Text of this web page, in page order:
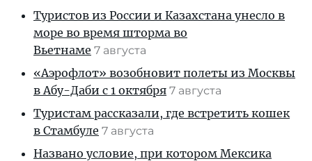
Туристов из России и Казахстана унесло в
море во время шторма во
Вьетнаме 7 августа
«Аэрофлот» возобновит полеты из Москвы
в Абу-Даби с 1 октября 7 августа
Туристам рассказали, где встретить кошек
в Стамбуле 7 августа
Названо условие, при котором Мексика